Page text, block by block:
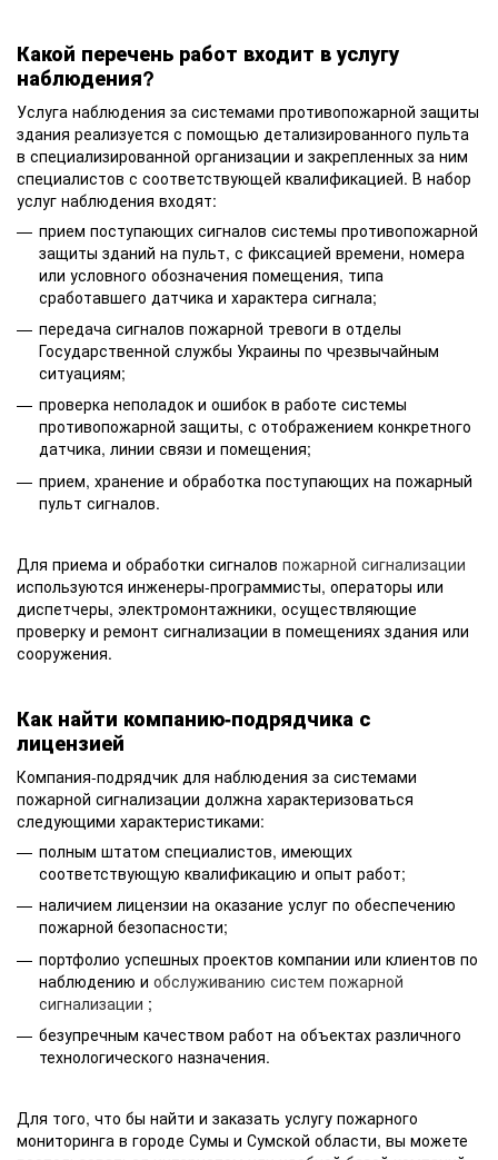
Какой перечень работ входит в услугу
наблюдения?
Услуга наблюдения за системами противопожарной защиты
здания реализуется с помощью детализированного пульта
в специализированной организации и закрепленных за ним
специалистов с соответствующей квалификацией. В набор
услуг наблюдения входят:
прием поступающих сигналов системы противопожарной
защиты зданий на пульт, с фиксацией времени, номера
или условного обозначения помещения, типа
сработавшего датчика и характера сигнала;
передача сигналов пожарной тревоги в отделы
Государственной службы Украины по чрезвычайным
ситуациям;
проверка неполадок и ошибок в работе системы
противопожарной защиты, с отображением конкретного
датчика, линии связи и помещения;
прием, хранение и обработка поступающих на пожарный
пульт сигналов.
Для приема и обработки сигналов пожарной сигнализации
используются инженеры-программисты, операторы или
диспетчеры, электромонтажники, осуществляющие
проверку и ремонт сигнализации в помещениях здания или
сооружения.
Как найти компанию-подрядчика с
лицензией
Компания-подрядчик для наблюдения за системами
пожарной сигнализации должна характеризоваться
следующими характеристиками:
полным штатом специалистов, имеющих
соответствующую квалификацию и опыт работ;
наличием лицензии на оказание услуг по обеспечению
пожарной безопасности;
портфолио успешных проектов компании или клиентов по
наблюдению и обслуживанию систем пожарной
сигнализации ;
безупречным качеством работ на объектах различного
технологического назначения.
Для того, что бы найти и заказать услугу пожарного
мониторинга в городе Сумы и Сумской области, вы можете